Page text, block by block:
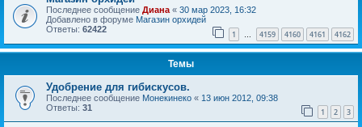
Последнее сообщение Диана « 30 мар 2023, 16:32
Добавлено в форуме Магазин орхидей
Ответы: 62422 1 … 4159 4160 4161 4162
Темы
Удобрение для гибискусов.
Последнее сообщение Монекинеко « 13 июн 2012, 09:38
Ответы: 31 1 2 3